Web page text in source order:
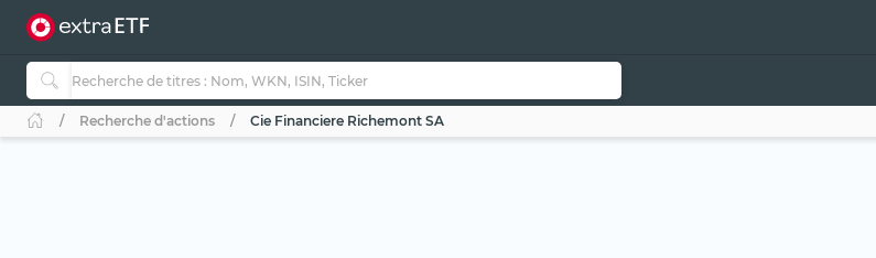
Recherche d'actions Cie Financiere Richemont SA